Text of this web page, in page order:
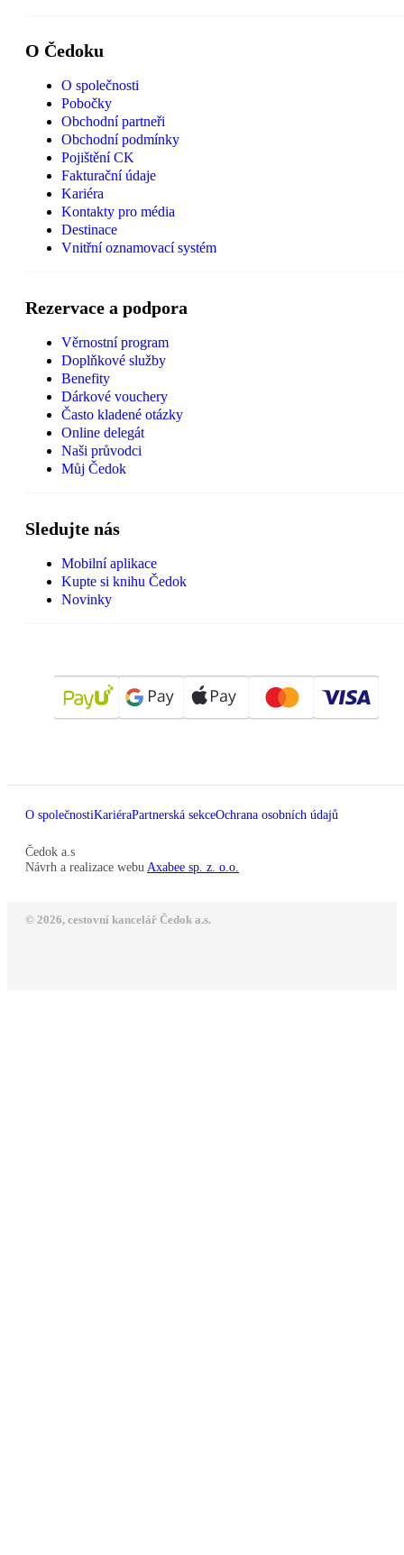
O Čedoku
O společnosti
Pobočky
Obchodní partneři
Obchodní podmínky
Pojištění CK
Fakturační údaje
Kariéra
Kontakty pro média
Destinace
Vnitřní oznamovací systém
Rezervace a podpora
Věrnostní program
Doplňkové služby
Benefity
Dárkové vouchery
Často kladené otázky
Online delegát
Naši průvodci
Můj Čedok
Sledujte nás
Mobilní aplikace
Kupte si knihu Čedok
Novinky
O společnostiKariéraPartnerská sekceOchrana osobních údajů
Čedok a.s
Návrh a realizace webu Axabee sp. z. o.o.
© 2026, cestovní kancelář Čedok a.s.